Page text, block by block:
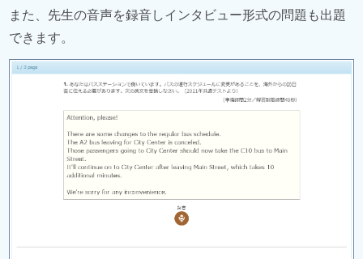
また、先生の音声を録音しインタビュー形式の問題も出題
できます。